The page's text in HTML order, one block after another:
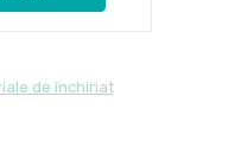
de închiriat